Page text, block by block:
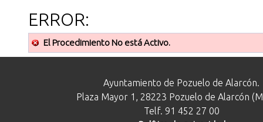
ERROR:
El Procedimiento No está Activo.
Ayuntamiento de Pozuelo de Alarcón.
Plaza Mayor 1, 28223 Pozuelo de Alarcón
Telf. 91 452 27 00